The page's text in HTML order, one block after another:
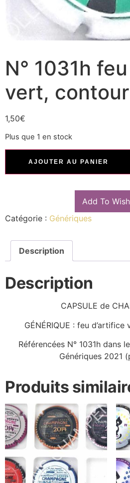
N° 1031h
vert,
1,50€
Plus que 1 en stock
AJOUTER AU PANIER
Add To
Catégorie : Génériques
Description
Description
CAPSULE de
GÉNÉRIQUE : feu
Référencées N° 1031h dans
Génériques 2021
Produits